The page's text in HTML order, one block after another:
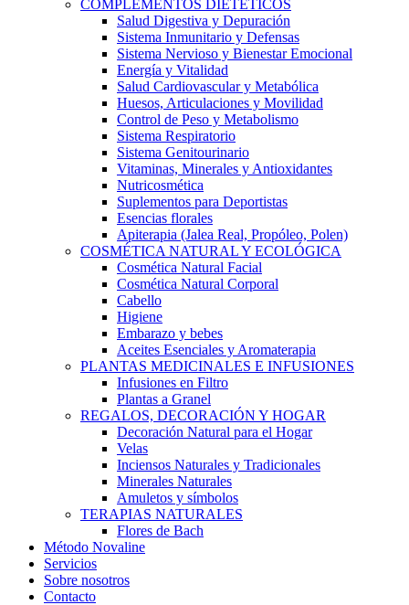
COMPLEMENTOS DIETÉTICOS
Salud Digestiva y Depuración
Sistema Inmunitario y Defensas
Sistema Nervioso y Bienestar Emocional
Energía y Vitalidad
Salud Cardiovascular y Metabólica
Huesos, Articulaciones y Movilidad
Control de Peso y Metabolismo
Sistema Respiratorio
Sistema Genitourinario
Vitaminas, Minerales y Antioxidantes
Nutricosmética
Suplementos para Deportistas
Esencias florales
Apiterapia (Jalea Real, Propóleo, Polen)
COSMÉTICA NATURAL Y ECOLÓGICA
Cosmética Natural Facial
Cosmética Natural Corporal
Cabello
Higiene
Embarazo y bebes
Aceites Esenciales y Aromaterapia
PLANTAS MEDICINALES E INFUSIONES
Infusiones en Filtro
Plantas a Granel
REGALOS, DECORACIÓN Y HOGAR
Decoración Natural para el Hogar
Velas
Inciensos Naturales y Tradicionales
Minerales Naturales
Amuletos y símbolos
TERAPIAS NATURALES
Flores de Bach
Método Novaline
Servicios
Sobre nosotros
Contacto